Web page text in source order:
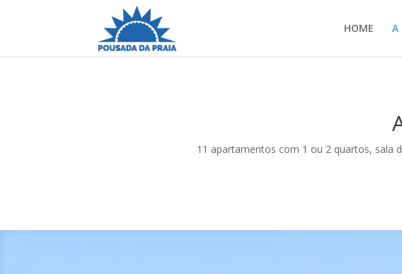
HOME A
11 apartamentos com 1 ou 2 quartos, sala